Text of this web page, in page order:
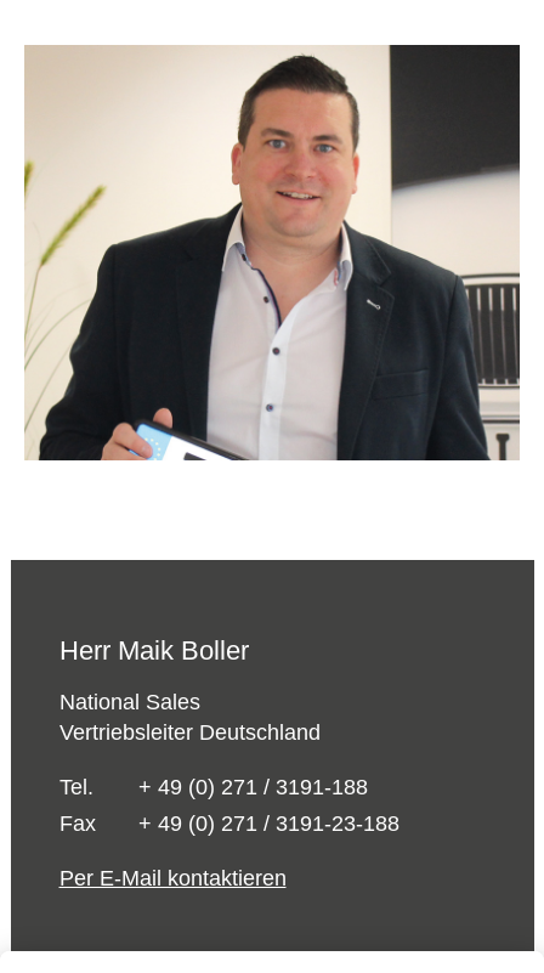
Herr Maik Boller
National Sales
Vertriebsleiter Deutschland
Tel.
+ 49 (0) 271 / 3191-188
Fax
+ 49 (0) 271 / 3191-23-188
Per E-Mail kontaktieren